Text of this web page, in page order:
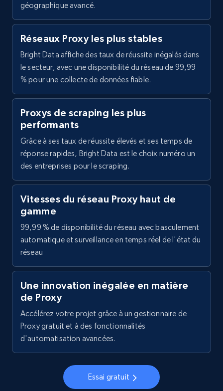
géographique avancé.
Réseaux Proxy les plus stables
Bright Data affiche des taux de réussite inégalés dans
le secteur, avec une disponibilité du réseau de 99,99
% pour une collecte de données fiable.
Proxys de scraping les plus
performants
Grâce à ses taux de réussite élevés et ses temps de
réponse rapides, Bright Data est le choix numéro un
des entreprises pour le scraping.
Vitesses du réseau Proxy haut de
gamme
99,99 % de disponibilité du réseau avec basculement
automatique et surveillance en temps réel de l'état du
réseau
Une innovation inégalée en matière
de Proxy
Accélérez votre projet grâce à un gestionnaire de
Proxy gratuit et à des fonctionnalités
d'automatisation avancées.
Essai gratuit